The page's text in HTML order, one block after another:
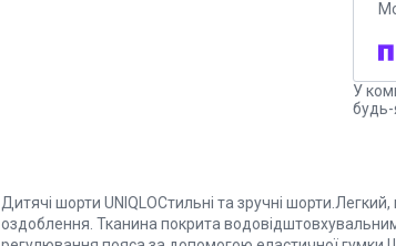
У
будь-
Дитячі шорти UNIQLOСтильні та зручні
оздоблення. Тканина покрита